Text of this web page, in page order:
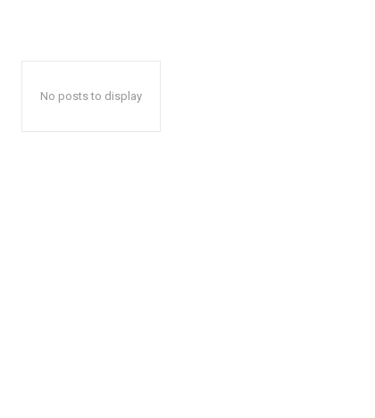
No posts to display